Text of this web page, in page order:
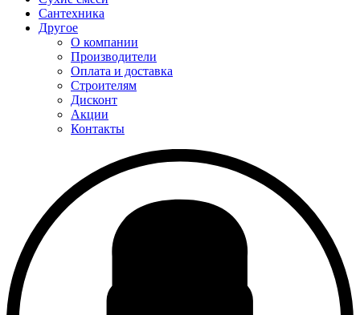
Сантехника
Другое
О компании
Производители
Оплата и доставка
Строителям
Дисконт
Акции
Контакты